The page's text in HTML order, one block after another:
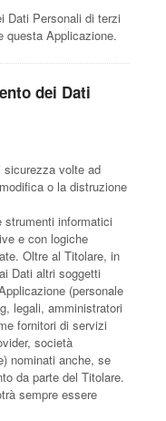
Dati Personali di terzi
questa Applicazione.
dei Dati
sicurezza volte ad
o la distruzione
strumenti informatici
e con logiche
Oltre al Titolare, in
Dati altri soggetti
(personale
legali, amministratori
fornitori di servizi
società
nominati anche, se
da parte del Titolare.
sempre essere